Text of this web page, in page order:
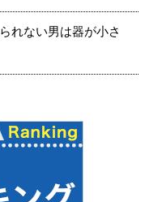
れない男は器が小さ